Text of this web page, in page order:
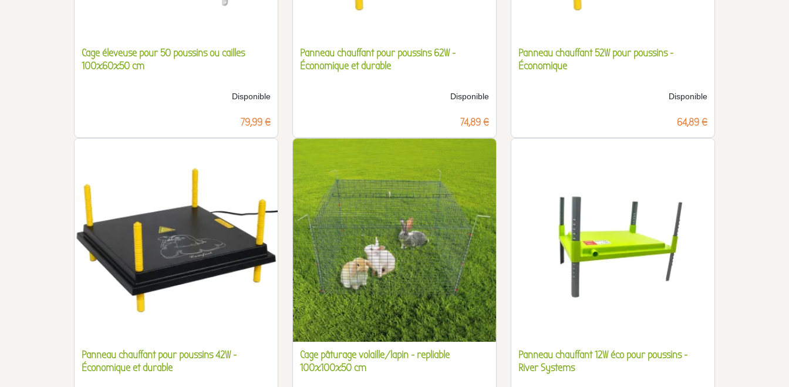
Cage éleveuse pour 50 poussins ou cailles
100x60x50 cm
Disponible
Prix
79,99 €
Panneau chauffant pour poussins 62W -
Économique et durable
Disponible
Prix
74,89 €
Panneau chauffant 52W pour poussins -
Économique
Disponible
Prix
64,89 €
Panneau chauffant pour poussins 42W -
Économique et durable
Cage pâturage volaille/lapin - repliable
100x100x50 cm
Panneau chauffant 12W éco pour poussins -
River Systems